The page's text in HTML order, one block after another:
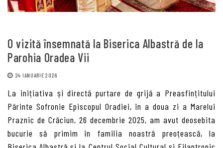
O vizită însemnată la Biserica Albastră de la
Parohia Oradea Vii
24 IANUARIE 2026
La inițiativa și directă purtare de grijă a Preasfințitului
Părinte Sofronie Episcopul Oradiei, în a doua zi a Marelui
Praznic de Crăciun, 26 decembrie 2025, am avut deosebita
bucurie să primim în familia noastră preoțească, la